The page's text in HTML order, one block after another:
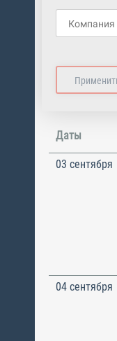
Даты
03 сентября
04 сентября